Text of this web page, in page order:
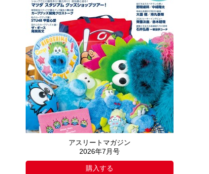
アスリートマガジン
2026年7月号
購入する